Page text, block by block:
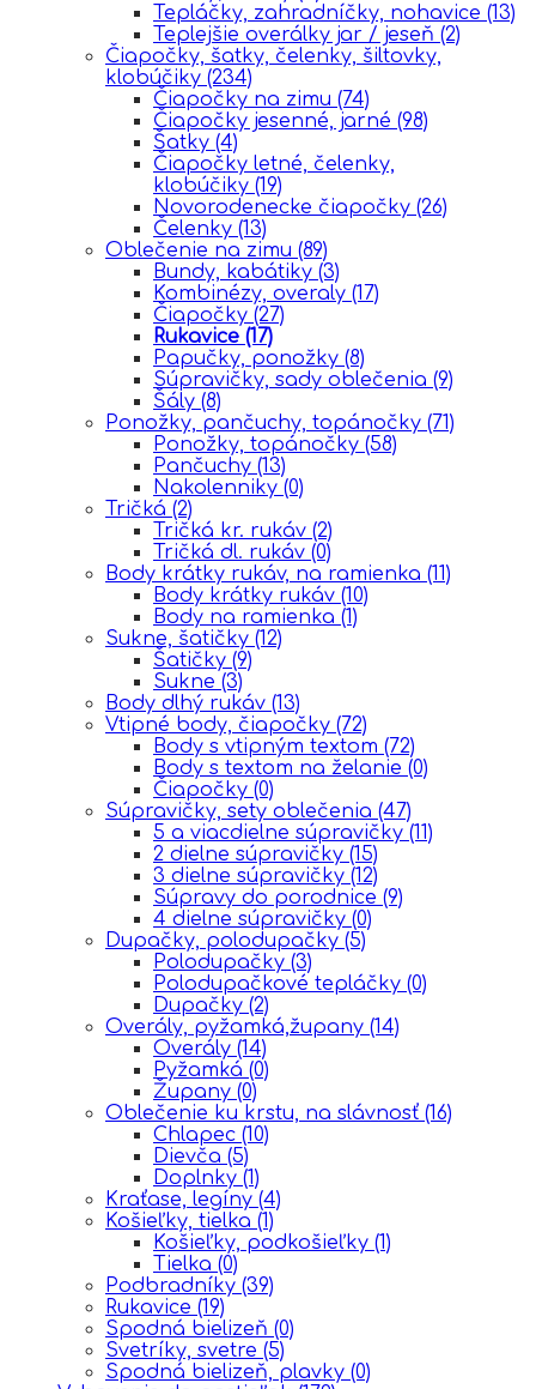
Tepláčky, zahradníčky, nohavice (13)
Teplejšie overálky jar / jeseň (2)
Čiapočky, šatky, čelenky, šiltovky,
klobúčiky (234)
Čiapočky na zimu (74)
Čiapočky jesenné, jarné (98)
Šatky (4)
Čiapočky letné, čelenky,
klobúčiky (19)
Novorodenecke čiapočky (26)
Čelenky (13)
Oblečenie na zimu (89)
Bundy, kabátiky (3)
Kombinézy, overaly (17)
Čiapočky (27)
Rukavice (17)
Papučky, ponožky (8)
Súpravičky, sady oblečenia (9)
Šály (8)
Ponožky, pančuchy, topánočky (71)
Ponožky, topánočky (58)
Pančuchy (13)
Nakolenniky (0)
Tričká (2)
Tričká kr. rukáv (2)
Tričká dl. rukáv (0)
Body krátky rukáv, na ramienka (11)
Body krátky rukáv (10)
Body na ramienka (1)
Sukne, šatičky (12)
Šatičky (9)
Sukne (3)
Body dlhý rukáv (13)
Vtipné body, čiapočky (72)
Body s vtipným textom (72)
Body s textom na želanie (0)
Čiapočky (0)
Súpravičky, sety oblečenia (47)
5 a viacdielne súpravičky (11)
2 dielne súpravičky (15)
3 dielne súpravičky (12)
Súpravy do porodnice (9)
4 dielne súpravičky (0)
Dupačky, polodupačky (5)
Polodupačky (3)
Polodupačkové tepláčky (0)
Dupačky (2)
Overály, pyžamká,župany (14)
Overály (14)
Pyžamká (0)
Župany (0)
Oblečenie ku krstu, na slávnosť (16)
Chlapec (10)
Dievča (5)
Doplnky (1)
Kraťase, legíny (4)
Košieľky, tielka (1)
Košieľky, podkošieľky (1)
Tielka (0)
Podbradníky (39)
Rukavice (19)
Spodná bielizeň (0)
Svetríky, svetre (5)
Spodná bielizeň, plavky (0)